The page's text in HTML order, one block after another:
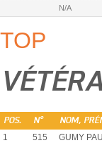
N/A
TOP
POS. N° NOM,
1 515 GUMY